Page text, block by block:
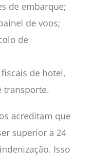
de embarque;
de voos;
de
de hotel,
transporte.
acreditam que
superior a 24
Isso